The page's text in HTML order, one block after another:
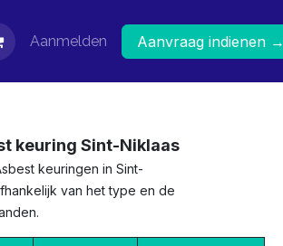
Aanmelden Aanvraag indienen →
keuring Sint-Niklaas
keuringen in Sint-
van het type en de